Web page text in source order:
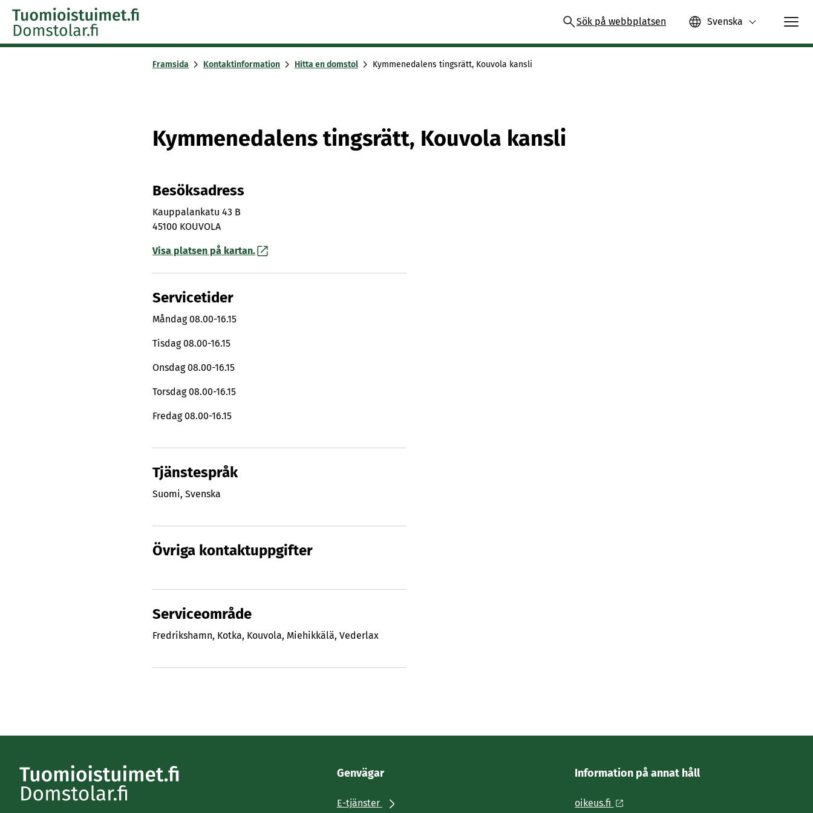
Skip to content -saavutettavuusohje
Sök på webbplatsen Svenska
Framsida Kontaktinformation Hitta en domstol Kymmenedalens tingsrätt, Kouvola kansli
Kymmenedalens tingsrätt, Kouvola kansli
Besöksadress
Kauppalankatu 43 B
45100 KOUVOLA
Visa platsen på kartan.
Servicetider
Måndag 08.00-16.15
Tisdag 08.00-16.15
Onsdag 08.00-16.15
Torsdag 08.00-16.15
Fredag 08.00-16.15
Tjänstespråk
Suomi, Svenska
Övriga kontaktuppgifter
Serviceområde
Fredrikshamn, Kotka, Kouvola, Miehikkälä, Vederlax
Genvägar
E-tjänster
Information på annat håll
oikeus.fi